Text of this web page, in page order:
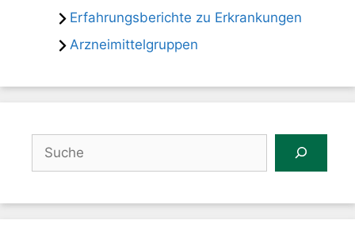
Erfahrungsberichte zu Erkrankungen
Arzneimittelgruppen